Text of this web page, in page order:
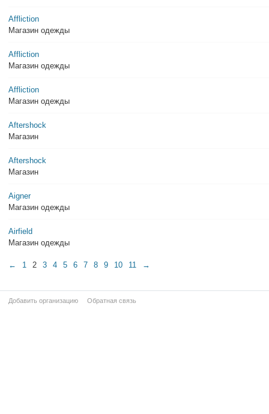
Affliction
Магазин одежды
Affliction
Магазин одежды
Affliction
Магазин одежды
Aftershock
Магазин
Aftershock
Магазин
Aigner
Магазин одежды
Airfield
Магазин одежды
← 1 2 3 4 5 6 7 8 9 10 11 →
Добавить организацию Обратная связь